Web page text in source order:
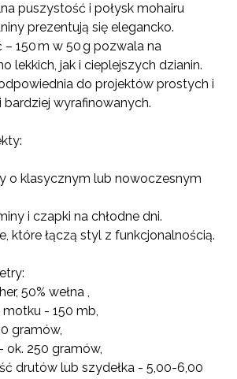
puszystość i połysk mohairu
prezentują się elegancko.
150 m w 50 g pozwala na
lekkich, jak i cieplejszych dzianin.
do projektów prostych i
bardziej wyrafinowanych.
o klasycznym lub nowoczesnym
i czapki na chłodne dni.
które łączą styl z funkcjonalnością.
50% wełna ,
motku - 150 mb,
gramów,
ok. 250 gramów,
drutów lub szydełka - 5,00-6,00